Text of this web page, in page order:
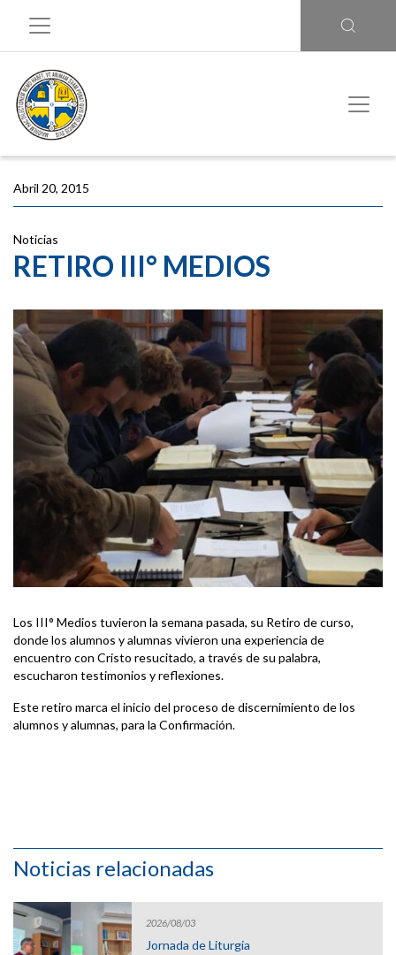
Abril 20, 2015
Noticias
RETIRO III° MEDIOS
Los III° Medios tuvieron la semana pasada, su Retiro de curso,
donde los alumnos y alumnas vivieron una experiencia de
encuentro con Cristo resucitado, a través de su palabra,
escucharon testimonios y reflexiones.
Este retiro marca el inicio del proceso de discernimiento de los
alumnos y alumnas, para la Confirmación.
Noticias relacionadas
2026/08/03
Jornada de Liturgia